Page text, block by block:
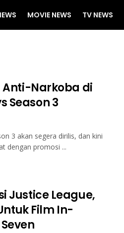
MOVIE NEWS TV NEWS
Anti-Narkoba di
Season 3
3 akan segera dirilis, dan kini
dengan promosi ...
Justice League,
Film In-